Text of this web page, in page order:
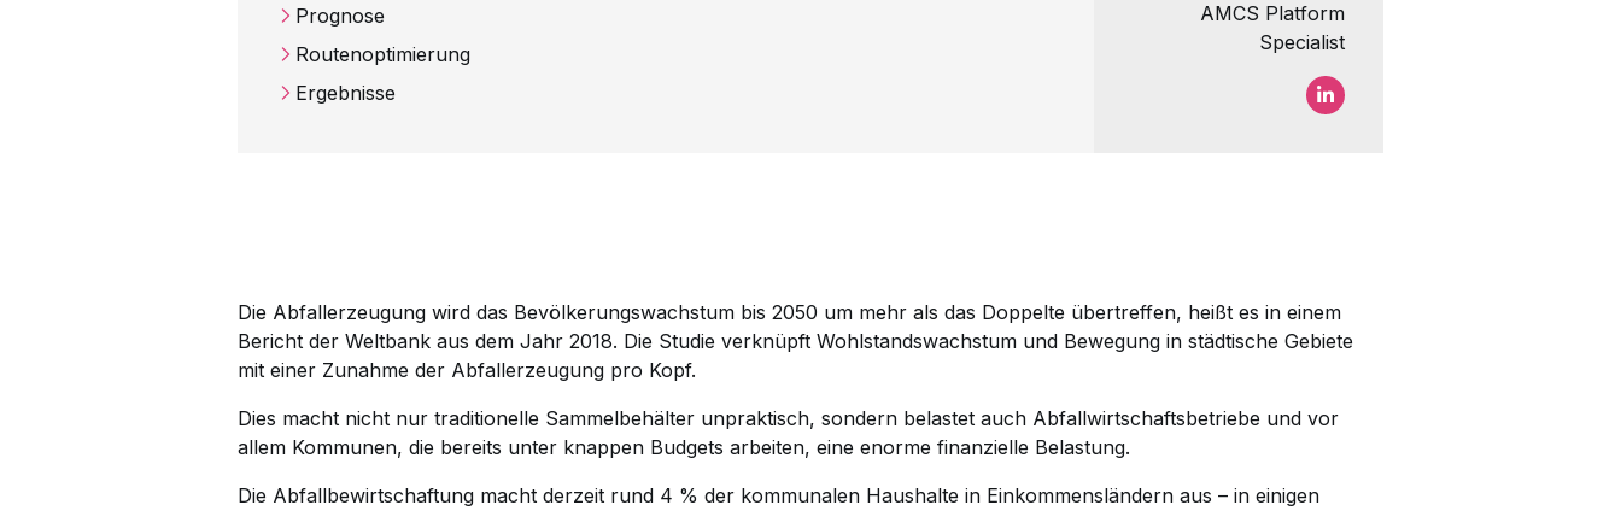
Prognose
Routenoptimierung
Ergebnisse
AMCS Platform
Specialist
Martijn Schimmer LinkedIn
Die Abfallerzeugung wird das Bevölkerungswachstum bis 2050 um mehr als das Doppelte übertreffen, heißt es in einem
Bericht der Weltbank aus dem Jahr 2018. Die Studie verknüpft Wohlstandswachstum und Bewegung in städtische Gebiete
mit einer Zunahme der Abfallerzeugung pro Kopf.
Dies macht nicht nur traditionelle Sammelbehälter unpraktisch, sondern belastet auch Abfallwirtschaftsbetriebe und vor
allem Kommunen, die bereits unter knappen Budgets arbeiten, eine enorme finanzielle Belastung.
Die Abfallbewirtschaftung macht derzeit rund 4 % der kommunalen Haushalte in Einkommensländern aus – in einigen